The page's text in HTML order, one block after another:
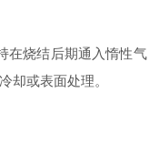
在烧结后期通入惰性气
却或表面处理。